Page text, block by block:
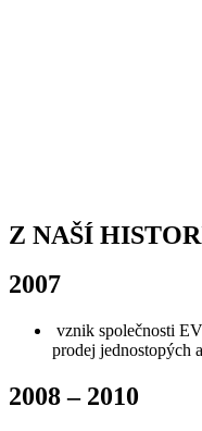
Z NAŠÍ
2007
vznik společnosti
prodej jednostopých
2008 – 2010